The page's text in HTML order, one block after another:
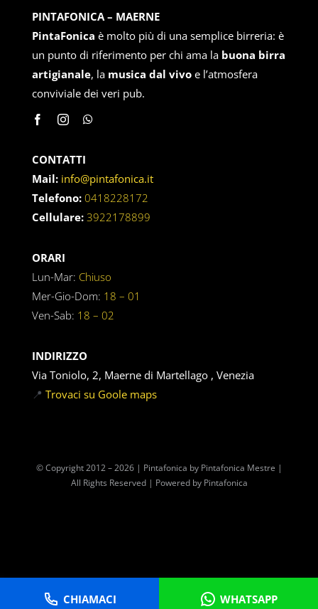
PINTAFONICA – MAERNE
PintaFonica è molto più di una semplice birreria: è
un punto di riferimento per chi ama la buona birra
artigianale, la musica dal vivoe l’atmosfera
conviviale dei veri pub.
CONTATTI
Mail: info@pintafonica.it
Telefono: 0418228172
Cellulare: 3922178899
ORARI
Lun-Mar: Chiuso
Mer-Gio-Dom: 18 – 01
Ven-Sab: 18 – 02
INDIRIZZO
Via Toniolo, 2, Maerne di Martellago , Venezia
📍 Trovaci su Goole maps
© Copyright 2012 – 2026 | Pintafonica by Pintafonica Mestre |
All Rights Reserved | Powered by Pintafonica
CHIAMACI WHATSAPP